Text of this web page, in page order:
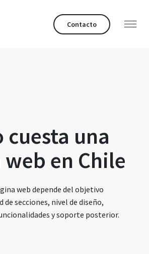
Contacto
cuesta una
en Chile
web depende del objetivo
secciones, nivel de diseño,
y soporte posterior.